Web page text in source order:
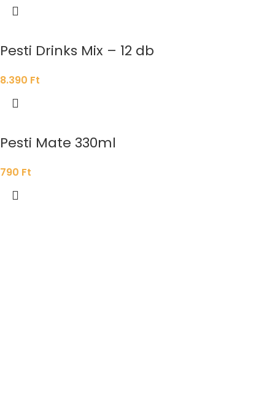
Pesti Drinks Mix – 12 db
8.390 Ft
Pesti Mate 330ml
790 Ft